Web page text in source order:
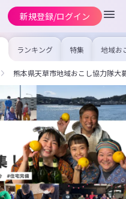
新規登録/ログイン
ランキング 特集 地域お
の求
を集め
事内容
を比較
合った
けよう
熊本県天草市地域おこし協力隊大